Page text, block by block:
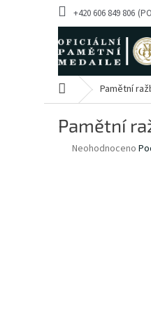
+420 606 849 806
Domů Pamětní
Pamětní
Průměrné
Neohodnoceno